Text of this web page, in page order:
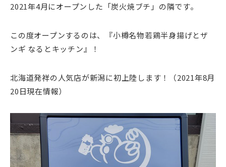
2021年4月にオープンした「炭火焼ブチ」の隣です。
この度オープンするのは、『小樽名物若鶏半身揚げとザ
ンギ なるとキッチン』！
北海道発祥の人気店が新潟に初上陸します！（2021年8月
20日現在情報）